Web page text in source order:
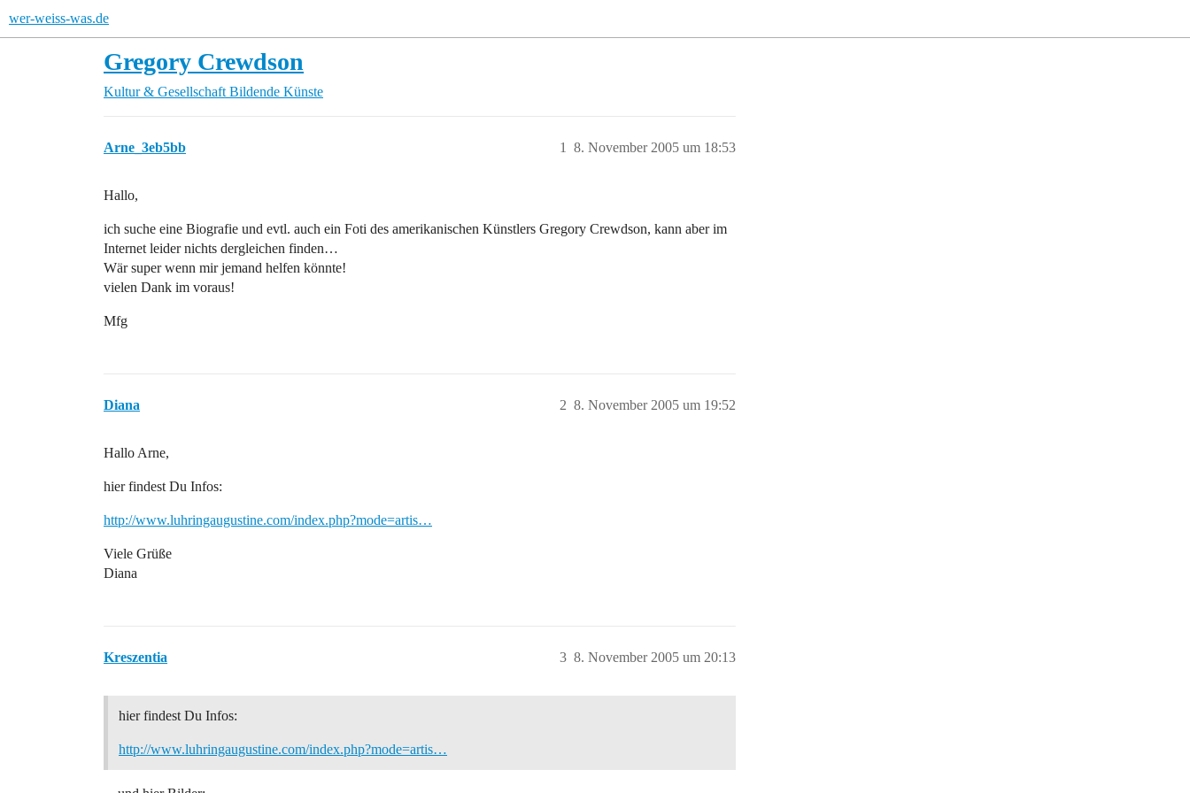
wer-weiss-was.de
Gregory Crewdson
Kultur & Gesellschaft Bildende Künste
Arne_3eb5bb 8. November 2005 um 18:53
1
Hallo,
ich suche eine Biografie und evtl. auch ein Foti des amerikanischen Künstlers Gregory Crewdson, kann aber im
Internet leider nichts dergleichen finden…
Wär super wenn mir jemand helfen könnte!
vielen Dank im voraus!
Mfg
Diana 8. November 2005 um 19:52
2
Hallo Arne,
hier findest Du Infos:
http://www.luhringaugustine.com/index.php?mode=artis…
Viele Grüße
Diana
Kreszentia 8. November 2005 um 20:13
3
hier findest Du Infos:
http://www.luhringaugustine.com/index.php?mode=artis…